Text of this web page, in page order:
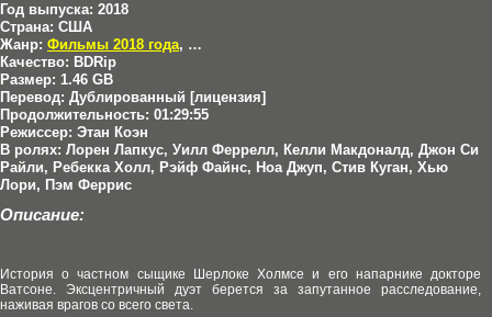
Год выпуска: 2018
Страна: США
Жанр: Фильмы 2018 года, Детективы
Качество: BDRip
Размер: 1.46 GB
Перевод: Дублированный [лицензия]
Продолжительность: 01:29:55
Режиссер: Этан Коэн
В ролях: Лорен Лапкус, Уилл Феррелл, Келли Макдоналд, Джон Си
Райли, Ребекка Холл, Рэйф Файнс, Ноа Джуп, Стив Куган, Хью
Лори, Пэм Феррис
Описание:
История о частном сыщике Шерлоке Холмсе и его напарнике докторе
Ватсоне. Эксцентричный дуэт берется за запутанное расследование,
наживая врагов со всего света.